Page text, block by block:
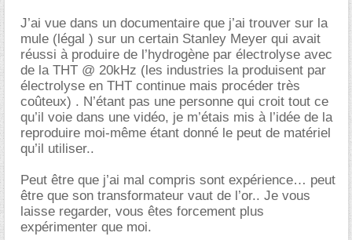
J’ai vue dans un documentaire que j’ai trouver sur la
mule (légal ) sur un certain Stanley Meyer qui avait
réussi à produire de l’hydrogène par électrolyse avec
de la THT @ 20kHz (les industries la produisent par
électrolyse en THT continue mais procéder très
coûteux) . N’étant pas une personne qui croit tout ce
qu’il voie dans une vidéo, je m’étais mis à l’idée de la
reproduire moi-même étant donné le peut de matériel
qu’il utiliser..
Peut être que j’ai mal compris sont expérience… peut
être que son transformateur vaut de l’or.. Je vous
laisse regarder, vous êtes forcement plus
expérimenter que moi.